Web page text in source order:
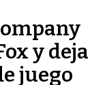
y deja
juego